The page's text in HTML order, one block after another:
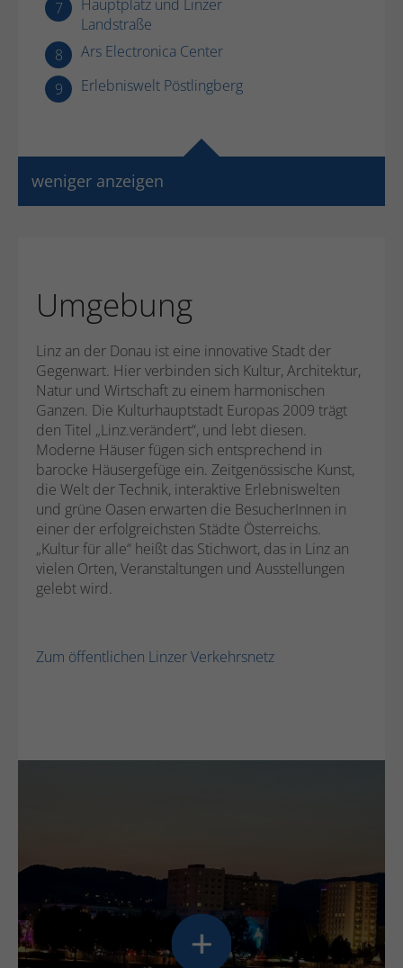
7
Hauptplatz und Linzer
Landstraße
8
Ars Electronica Center
9
Erlebniswelt Pöstlingberg
weniger anzeigen
Umgebung
Linz an der Donau ist eine innovative Stadt der
Gegenwart. Hier verbinden sich Kultur, Architektur,
Natur und Wirtschaft zu einem harmonischen
Ganzen. Die Kulturhauptstadt Europas 2009 trägt
den Titel „Linz.verändert“, und lebt diesen.
Moderne Häuser fügen sich entsprechend in
barocke Häusergefüge ein. Zeitgenössische Kunst,
die Welt der Technik, interaktive Erlebniswelten
und grüne Oasen erwarten die BesucherInnen in
einer der erfolgreichsten Städte Österreichs.
„Kultur für alle“ heißt das Stichwort, das in Linz an
vielen Orten, Veranstaltungen und Ausstellungen
gelebt wird.
Zum öffentlichen Linzer Verkehrsnetz